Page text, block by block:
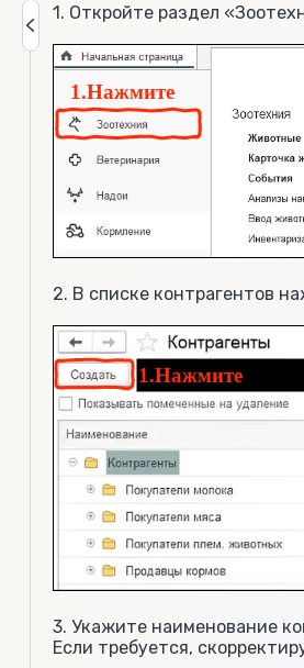
1. Откройте раздел
2. В списке контрагентов
3. Укажите наименование
Если требуется,